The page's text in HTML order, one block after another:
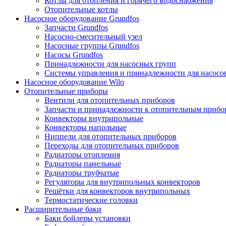
Отопительные котлы
Насосное оборудование Grundfos
Запчасти Grundfos
Насосно-смесительный узел
Насосные группы Grundfos
Насосы Grundfos
Принадлежности для насосных групп
Системы управления и принадлежности для
Насосное оборудование Wilo
Отопительные приборы
Вентили для отопительных приборов
Запчасти и принадлежности к отопительным
Конвекторы внутрипольные
Конвекторы напольные
Ниппели для отопительных приборов
Переходы для отопительных приборов
Радиаторы отопления
Радиаторы панельные
Радиаторы трубчатые
Регуляторы для внутрипольных конвекторов
Решётки для конвекторов внутрипольных
Термостатические головки
Расширительные баки
Баки бойлеры установки